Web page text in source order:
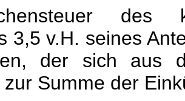
des
3,5 v.H. seines
der sich aus
zur Summe der